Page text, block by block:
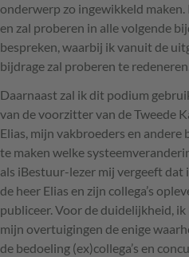
onderwerp zo ingewikkeld maken.
en zal proberen in alle volgende
bespreken, waarbij ik vanuit de
bijdrage zal proberen te
Daarnaast zal ik dit podium
van de voorzitter van de Tweede
Elias, mijn vakbroeders en
te maken welke
als iBestuur-lezer mij vergeeft dat
de heer Elias en zijn collega’s
publiceer. Voor de duidelijkheid,
mijn overtuigingen de enige
de bedoeling (ex)collega’s en